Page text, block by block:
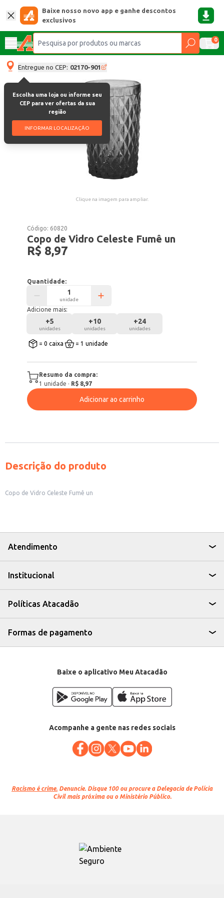
Baixe nosso novo app e ganhe descontos
exclusivos
0
Entregue no CEP: 02170-901
Escolha uma loja ou informe seu
CEP para ver ofertas da sua
região
INFORMAR LOCALIZAÇÃO
Clique na imagem para ampliar.
Código: 60820
Copo de Vidro Celeste Fumê un
R$ 8,97
Quantidade:
unidade
Adicione mais:
+5
unidades
+10
unidades
+24
unidades
= 0 caixa = 1 unidade
Resumo da compra:
1 unidade · R$ 8,97
Adicionar ao carrinho
Descrição do produto
Copo de Vidro Celeste Fumê un
Atendimento
Institucional
Políticas Atacadão
Formas de pagamento
Baixe o aplicativo Meu Atacadão
Acompanhe a gente nas redes sociais
Racismo é crime. Denuncie. Disque 100 ou procure a Delegacia de Polícia
Civil mais próxima ou o Ministério Público.